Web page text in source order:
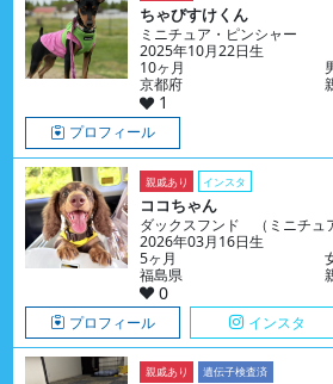
ちゃびすけくん
ミニチュア・ピンシャー
2025年10月22日生
10ヶ月
京都府
1
プロフィール
親戚あり インスタ
ココちゃん
ダックスフンド （ミニチュ
2026年03月16日生
5ヶ月
福島県
0
プロフィール インスタ
親戚あり 遺伝子検査済